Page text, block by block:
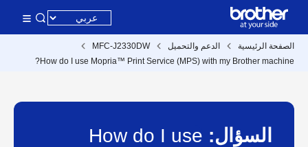
الصفحة الرئيسية الدعم والتحميل
MFC-J2330DW
How do I use Mopria™ Print Service (MPS) with my Brother machine?
السؤال:
How do I use